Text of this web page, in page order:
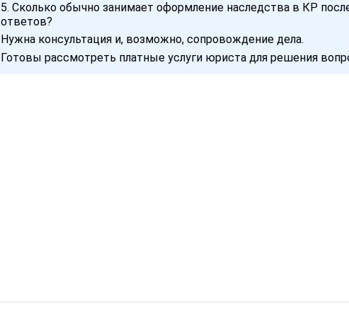
5. Сколько обычно занимает оформление наследства в КР
ответов?
Нужна консультация и, возможно, сопровождение дела.
Готовы рассмотреть платные услуги юриста для решения